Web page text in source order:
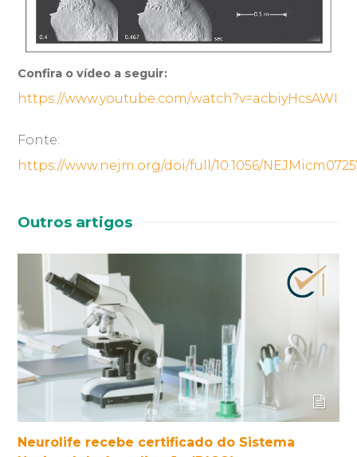
Confira o vídeo a seguir:
https://www.youtube.com/watch?v=acbiyHcsAWI
Fonte:
https://www.nejm.org/doi/full/10.1056/
Outros artigos
Neurolife recebe certificado do Sistema